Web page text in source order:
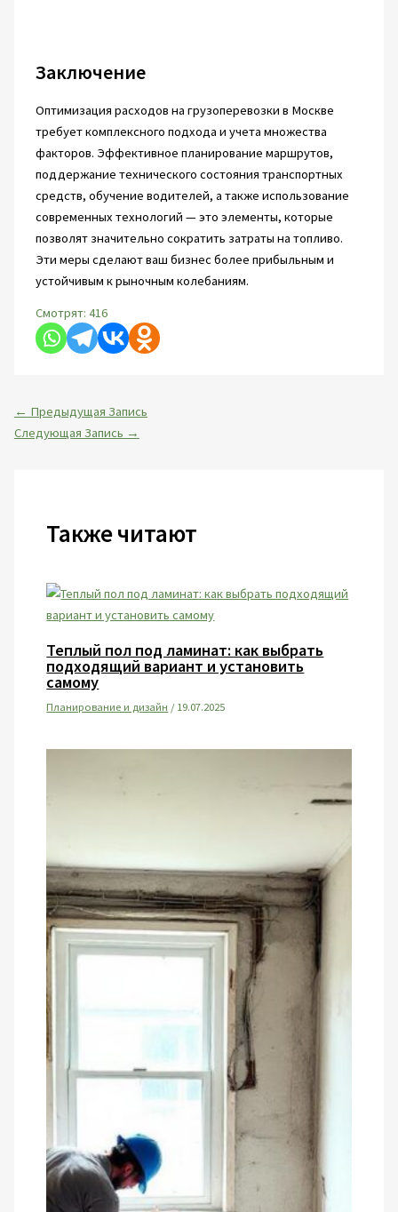
Заключение
Оптимизация расходов на грузоперевозки в Москве
требует комплексного подхода и учета множества
факторов. Эффективное планирование маршрутов,
поддержание технического состояния транспортных
средств, обучение водителей, а также использование
современных технологий — это элементы, которые
позволят значительно сократить затраты на топливо.
Эти меры сделают ваш бизнес более прибыльным и
устойчивым к рыночным колебаниям.
Смотрят: 416
← Предыдущая Запись
Следующая Запись →
Также читают
Теплый пол под ламинат: как выбрать
подходящий вариант и установить
самому
Планирование и дизайн /19.07.2025